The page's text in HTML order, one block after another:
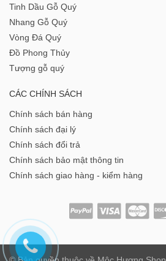
Tinh Dầu Gỗ Quý
Nhang Gỗ Quý
Vòng Đá Quý
Đồ Phong Thủy
Tượng gỗ quý
CÁC CHÍNH SÁCH
Chính sách bán hàng
Chính sách đại lý
Chính sách đổi trả
Chính sách bảo mật thông tin
Chính sách giao hàng - kiểm hàng